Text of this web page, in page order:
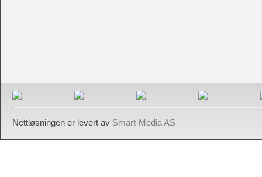
Nettløsningen er levert av Smart-Media AS